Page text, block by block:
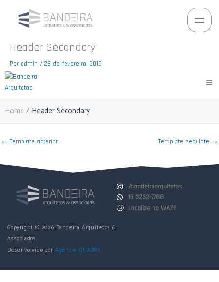
Header Secondary
Por admin / 26 de fevereiro, 2019
Home / Header Secondary
← Template anterior Template seguinte →
/bandeiraarquitetos
15 3232-7788
Localize no WAZE
Copyright © 2026 Bandeira Arquitetos &
Associados.
Desenvolvido por Agência QUADRI